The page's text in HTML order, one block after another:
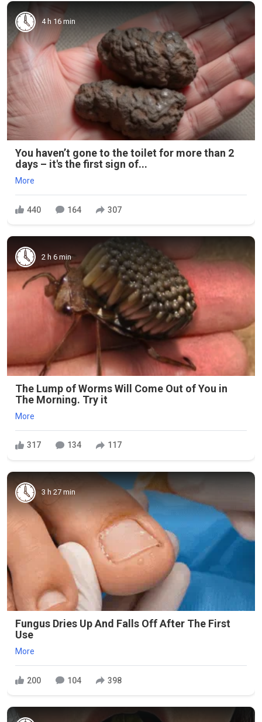
4 h 16 min
You haven’t gone to the toilet for more than 2
days – it's the first sign of...
More
440 164 307
2 h 6 min
The Lump of Worms Will Come Out of You in
The Morning. Try it
More
317 134 117
3 h 27 min
Fungus Dries Up And Falls Off After The First
Use
More
200 104 398